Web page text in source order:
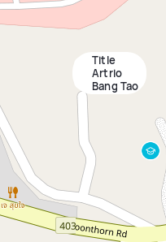
Title
Artrio
Bang Tao